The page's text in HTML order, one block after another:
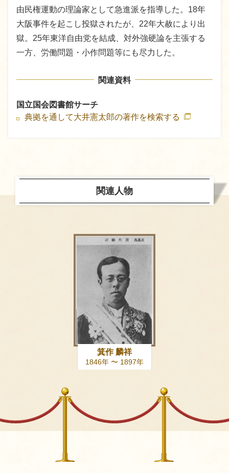
由民権運動の理論家として急進派を指導した。18年
大阪事件を起こし投獄されたが、22年大赦により出
獄。25年東洋自由党を結成、対外強硬論を主張する
一方、労働問題・小作問題等にも尽力した。
関連資料
国立国会図書館サーチ
典拠を通して大井憲太郎の著作を検索する
関連人物
箕作 麟祥
1846年 〜 1897年